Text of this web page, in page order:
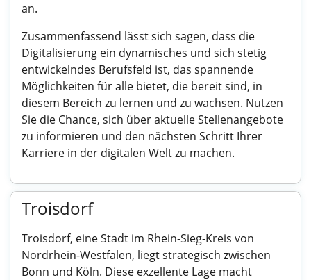
an.
Zusammenfassend lässt sich sagen, dass die
Digitalisierung ein dynamisches und sich stetig
entwickelndes Berufsfeld ist, das spannende
Möglichkeiten für alle bietet, die bereit sind, in
diesem Bereich zu lernen und zu wachsen. Nutzen
Sie die Chance, sich über aktuelle Stellenangebote
zu informieren und den nächsten Schritt Ihrer
Karriere in der digitalen Welt zu machen.
Troisdorf
Troisdorf, eine Stadt im Rhein-Sieg-Kreis von
Nordrhein-Westfalen, liegt strategisch zwischen
Bonn und Köln. Diese exzellente Lage macht